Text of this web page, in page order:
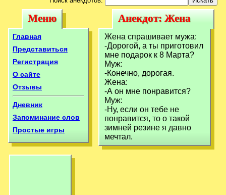
Меню
Меню
Главная
Представиться
Регистрация
О сайте
Отзывы
Дневник
Запоминание слов
Простые игры
Анекдот: Жена
спрашивает
мужа: -Дорогой, а
ты
Анекдот: Жена
спрашивает мужа:
-Дорогой, а ты
Жена спрашивает мужа:
-Дорогой, а ты приготовил
мне подарок к 8 Марта?
Муж:
-Конечно, дорогая.
Жена:
-А он мне понравится?
Муж:
-Ну, если он тебе не
понравится, то о такой
зимней резине я давно
мечтал.